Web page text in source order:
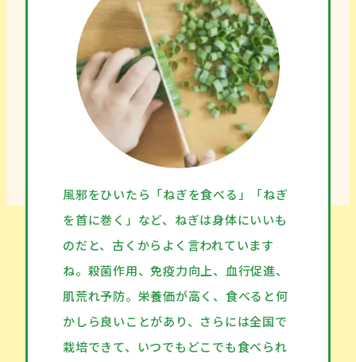
風邪をひいたら「ねぎを食べる」「ねぎ
を首に巻く」など、ねぎは身体にいいも
のだと、古くからよく言われています
ね。殺菌作用、免疫力向上、血行促進、
肌荒れ予防。栄養価が高く、食べると何
かしら良いことがあり、さらには全国で
栽培できて、いつでもどこでも食べられ